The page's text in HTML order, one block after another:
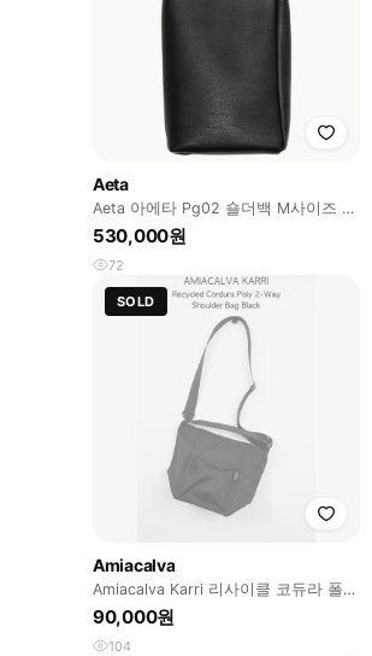
Aeta
Aeta 아에타 Pg02 숄더백 M사이즈 블
랙
530,000원
72
SOLD
Amiacalva
Amiacalva Karri 리사이클 코듀라 폴리
2웨이 숄더백 블랙
90,000원
104